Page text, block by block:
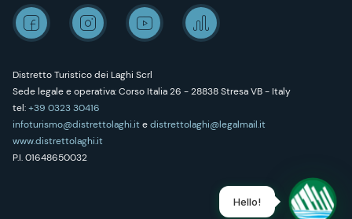
Distretto Turistico dei Laghi Scrl
Sede legale e operativa: Corso Italia 26 - 28838 Stresa VB - Italy
tel:+39 0323 30416
infoturismo@distrettolaghi.itedistrettolaghi@legalmail.it
www.distrettolaghi.it
P.I. 01648650032